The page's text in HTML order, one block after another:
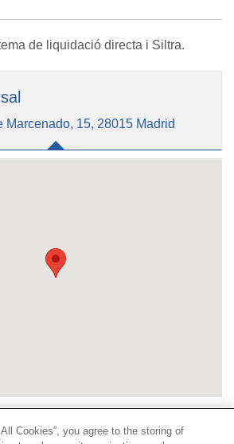
de liquidació directa i Siltra.
Marcenado, 15, 28015 Madrid
Cookies”, you agree to the storing of